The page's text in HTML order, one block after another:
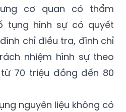
cơ quan có thẩm
tụng hình sự có quyết
chỉ điều tra, đình chỉ
nhiệm hình sự theo
70 triệu đồng đến 80
nguyên liệu không có